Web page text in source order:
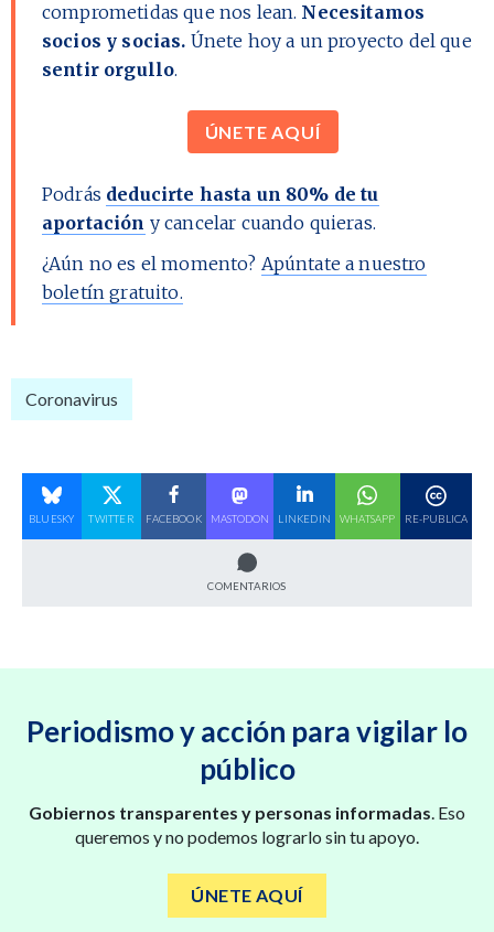
comprometidas que nos lean. Necesitamos
socios y socias. Únete hoy a un proyecto del que
sentir orgullo.
ÚNETE AQUÍ
Podrás deducirte hasta un 80% de tu
aportación y cancelar cuando quieras.
¿Aún no es el momento? Apúntate a nuestro
boletín gratuito.
Coronavirus
BLUESKY TWITTER FACEBOOK MASTODON LINKEDIN WHATSAPP RE-PUBLICA
COMENTARIOS
Periodismo y acción para vigilar lo
público
Gobiernos transparentes y personas informadas. Eso
queremos y no podemos lograrlo sin tu apoyo.
ÚNETE AQUÍ